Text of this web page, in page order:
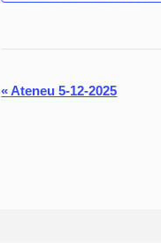
N
«Ateneu 5-12-2025